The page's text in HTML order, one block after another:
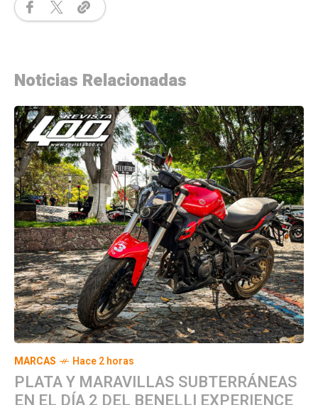
Noticias Relacionadas
MARCAS Hace 2 horas
PLATA Y MARAVILLAS SUBTERRÁNEAS